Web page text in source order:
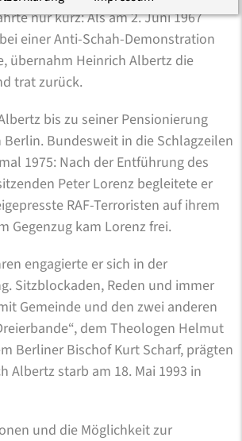
nur kurz: Als am 2. Juni 1967
einer Anti-Schah-Demonstration
übernahm Heinrich Albertz die
trat zurück.
bis zu seiner Pensionierung
Berlin. Bundesweit in die Schlagzeilen
1975: Nach der Entführung des
Peter Lorenz begleitete er
RAF-Terroristen auf ihrem
Gegenzug kam Lorenz frei.
engagierte er sich in der
Sitzblockaden, Reden und immer
Gemeinde und den zwei anderen
dem Theologen Helmut
Berliner Bischof Kurt Scharf, prägten
Albertz starb am 18. Mai 1993 in
und die Möglichkeit zur